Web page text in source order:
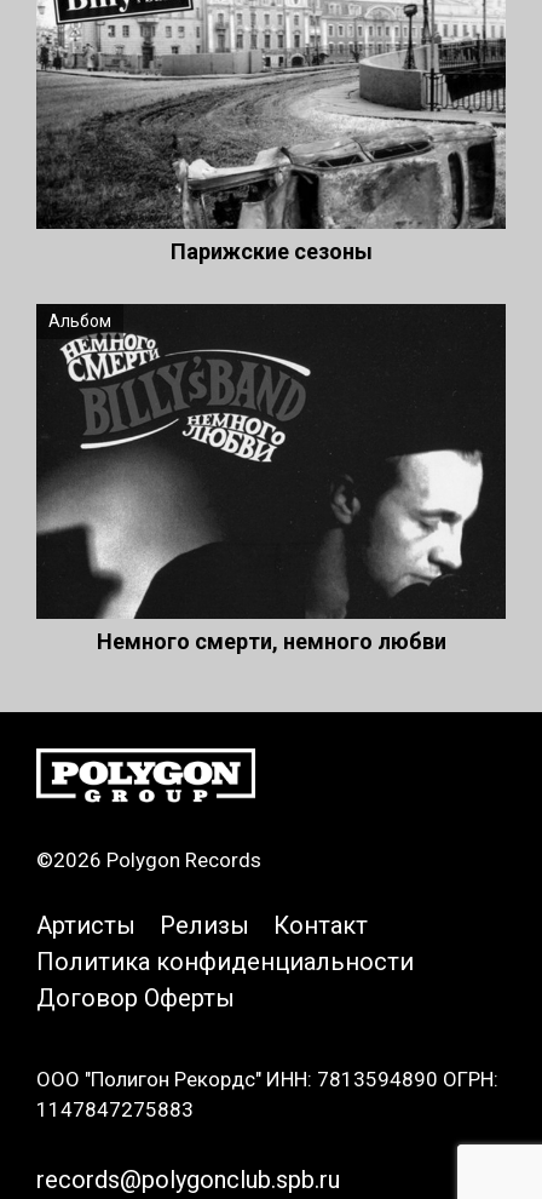
Парижские сезоны
Альбом
Немного смерти, немного любви
©2026 Polygon Records
Артисты Релизы
Контакт
Политика конфиденциальности
Договор Оферты
ООО "Полигон Рекордс" ИНН: 7813594890 ОГРН:
1147847275883
records@polygonclub.spb.ru